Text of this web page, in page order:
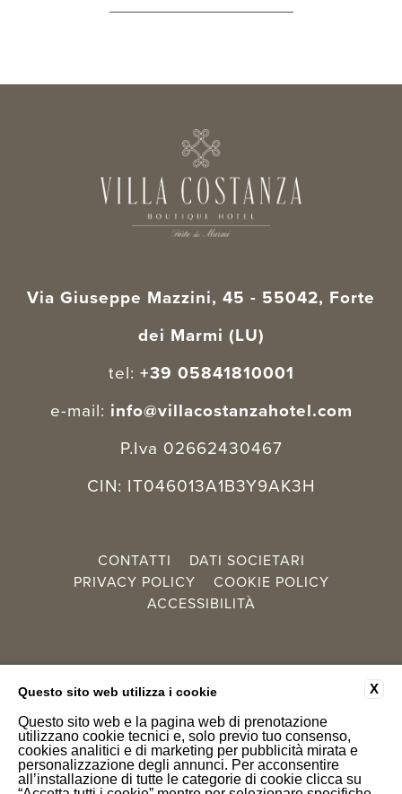
Via Giuseppe Mazzini, 45 - 55042, Forte
dei Marmi (LU)
tel: +39 05841810001
e-mail: info@villacostanzahotel.com
P.Iva 02662430467
CIN: IT046013A1B3Y9AK3H
CONTATTI
DATI SOCIETARI
PRIVACY POLICY
COOKIE POLICY
ACCESSIBILITÀ
SCOPRI ANCHE
X
Questo sito web utilizza i cookie
Questo sito web e la pagina web di prenotazione
utilizzano cookie tecnici e, solo previo tuo consenso,
cookies analitici e di marketing per pubblicità mirata e
personalizzazione degli annunci. Per acconsentire
all’installazione di tutte le categorie di cookie clicca su